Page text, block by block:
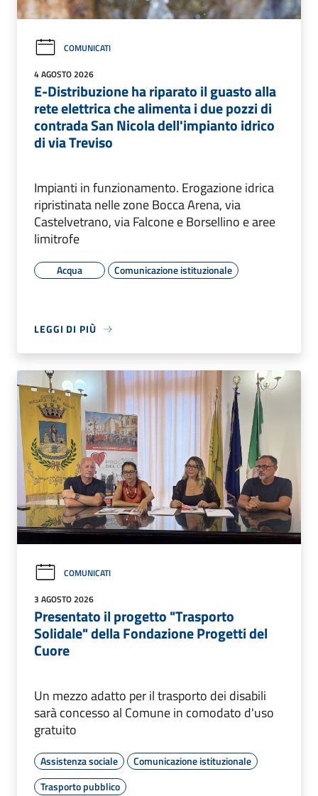
COMUNICATI
4 AGOSTO 2026
E-Distribuzione ha riparato il guasto alla
rete elettrica che alimenta i due pozzi di
contrada San Nicola dell'impianto idrico
di via Treviso
Impianti in funzionamento. Erogazione idrica
ripristinata nelle zone Bocca Arena, via
Castelvetrano, via Falcone e Borsellino e aree
limitrofe
Acqua Comunicazione istituzionale
LEGGI DI PIÙ
COMUNICATI
3 AGOSTO 2026
Presentato il progetto "Trasporto
Solidale" della Fondazione Progetti del
Cuore
Un mezzo adatto per il trasporto dei disabili
sarà concesso al Comune in comodato d'uso
gratuito
Assistenza sociale
Comunicazione istituzionale
Trasporto pubblico